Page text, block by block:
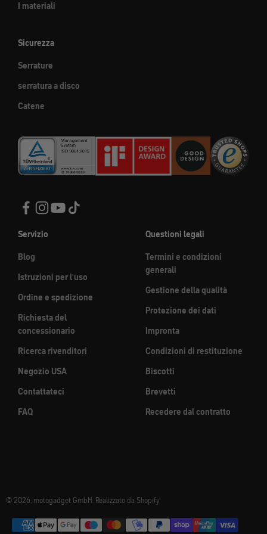
I materiali
Sicurezza
Serrature
serratura a disco
Catene
Servizio
Blog
Istruzioni per l'uso
Ordine e spedizione
Richiesta del
concessionario
Ricerca rivenditori
Negozio USA
Contattateci
FAQ
Questioni legali
Termini e condizioni
generali
Gestione della qualità
Protezione dei dati
Impronta
Condizioni di restituzione
Biscotti
Brevetti
Recedere dal contratto
© 2026, motogadget GmbH. Realizzato da Shopify